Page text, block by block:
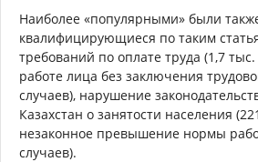
Наиболее «популярными» были
квалифицирующиеся по таким
требований по оплате труда (1,7 тыс.
работе лица без заключения
случаев), нарушение
Казахстан о занятости населения
незаконное превышение нормы
случаев).